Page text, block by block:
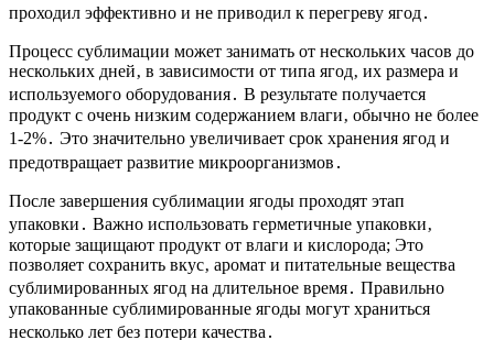
проходил эффективно и не приводил к перегреву ягод․
Процесс сублимации может занимать от нескольких часов до
нескольких дней‚ в зависимости от типа ягод‚ их размера и
используемого оборудования․ В результате получается
продукт с очень низким содержанием влаги‚ обычно не более
1-2%․ Это значительно увеличивает срок хранения ягод и
предотвращает развитие микроорганизмов․
После завершения сублимации ягоды проходят этап
упаковки․ Важно использовать герметичные упаковки‚
которые защищают продукт от влаги и кислорода; Это
позволяет сохранить вкус‚ аромат и питательные вещества
сублимированных ягод на длительное время․ Правильно
упакованные сублимированные ягоды могут храниться
несколько лет без потери качества․